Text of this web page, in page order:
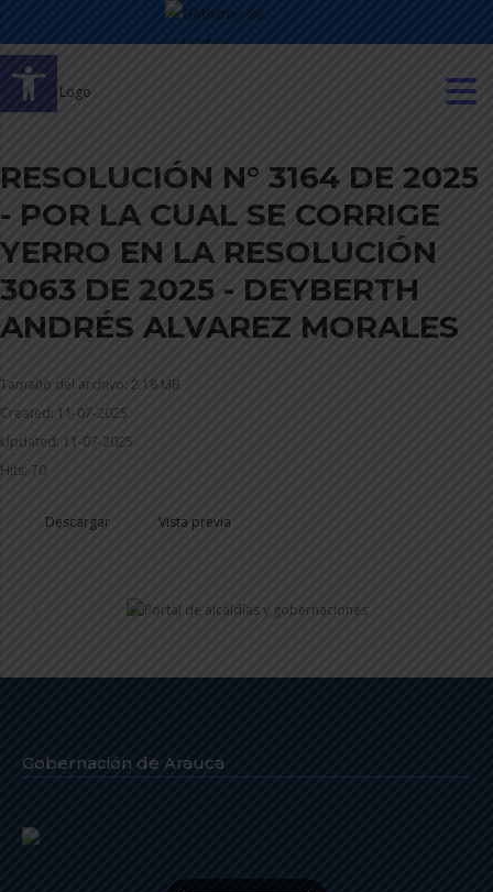
Abrir barra de herramientas
RESOLUCIÓN N° 3164 DE 2025
- POR LA CUAL SE CORRIGE
YERRO EN LA RESOLUCIÓN
3063 DE 2025 - DEYBERTH
ANDRÉS ALVAREZ MORALES
Tamaño del archivo: 2.18 MB
Created: 11-07-2025
Updated: 11-07-2025
Hits: 70
Descargar Vista previa
Gobernación de Arauca